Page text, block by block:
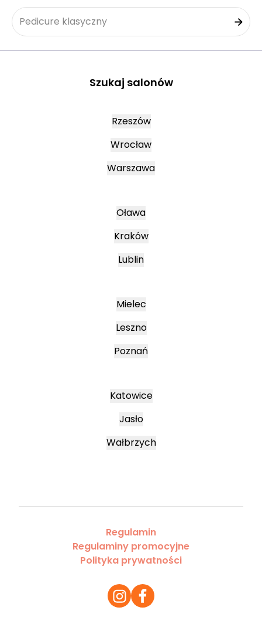
Pedicure klasyczny
Szukaj salonów
Rzeszów
Wrocław
Warszawa
Oława
Kraków
Lublin
Mielec
Leszno
Poznań
Katowice
Jasło
Wałbrzych
Regulamin
Regulaminy promocyjne
Polityka prywatności